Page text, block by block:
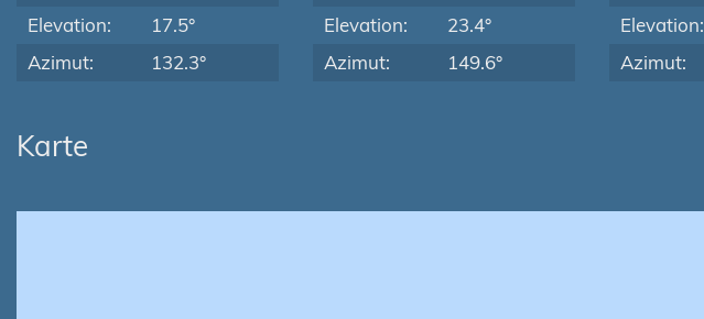
Elevation:
17.5°
Azimut:
132.3°
Elevation:
23.4°
Azimut:
149.6°
Elevation:
Azimut:
Karte